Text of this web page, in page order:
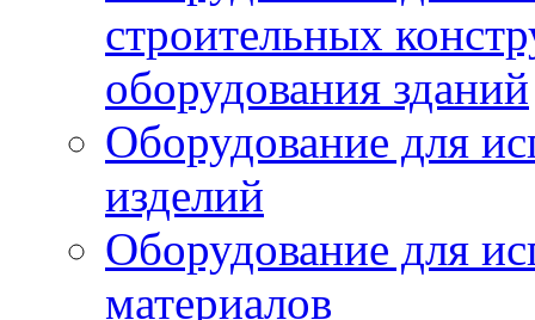
строительных
оборудования зданий
Оборудование для
изделий
Оборудование для
материалов